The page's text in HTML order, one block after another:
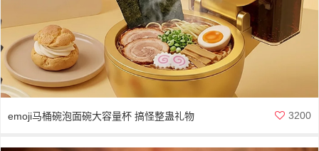
emoji马桶碗泡面碗大容量杯 搞怪整蛊礼物 3200